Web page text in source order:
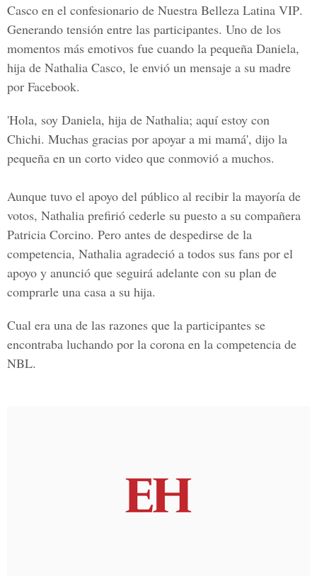
Casco en el confesionario de Nuestra Belleza Latina VIP.
Generando tensión entre las participantes. Uno de los
momentos más emotivos fue cuando la pequeña Daniela,
hija de Nathalia Casco, le envió un mensaje a su madre
por Facebook.
'Hola, soy Daniela, hija de Nathalia; aquí estoy con
Chichi. Muchas gracias por apoyar a mi mamá', dijo la
pequeña en un corto video que conmovió a muchos.
Aunque tuvo el apoyo del público al recibir la mayoría de
votos, Nathalia prefirió cederle su puesto a su compañera
Patricia Corcino. Pero antes de despedirse de la
competencia, Nathalia agradeció a todos sus fans por el
apoyo y anunció que seguirá adelante con su plan de
comprarle una casa a su hija.
Cual era una de las razones que la participantes se
encontraba luchando por la corona en la competencia de
NBL.